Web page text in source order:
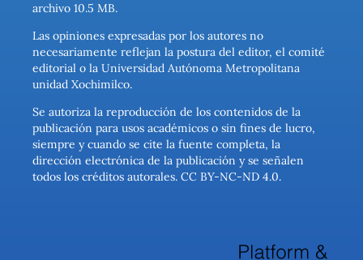
archivo 10.5 MB.
Las opiniones expresadas por los autores no
necesariamente reflejan la postura del editor, el comité
editorial o la Universidad Autónoma Metropolitana
unidad Xochimilco.
Se autoriza la reproducción de los contenidos de la
publicación para usos académicos o sin fines de lucro,
siempre y cuando se cite la fuente completa, la
dirección electrónica de la publicación y se señalen
todos los créditos autorales. CC BY-NC-ND 4.0.